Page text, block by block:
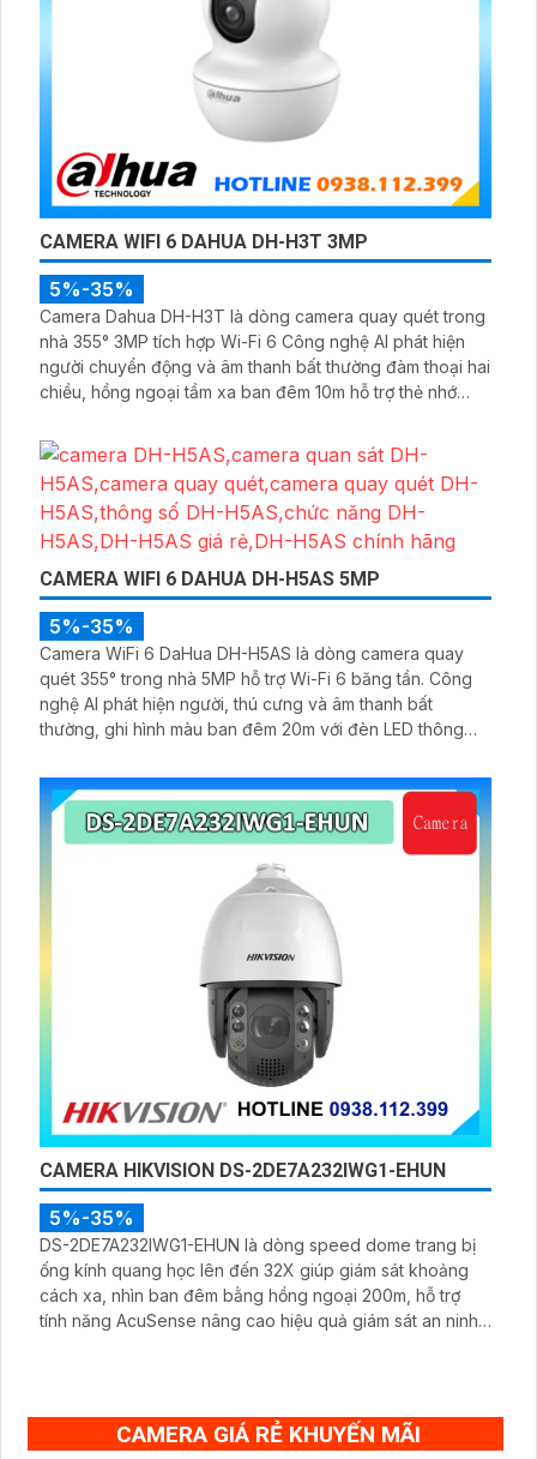
CAMERA WIFI 6 DAHUA DH-H3T 3MP
5%-35%
Camera Dahua DH-H3T là dòng camera quay quét trong
nhà 355° 3MP tích hợp Wi-Fi 6 Công nghệ AI phát hiện
người chuyển động và âm thanh bất thường đàm thoại hai
chiều, hồng ngoại tầm xa ban đêm 10m hỗ trợ thẻ nhớ
DMSS
CAMERA WIFI 6 DAHUA DH-H5AS 5MP
5%-35%
Camera WiFi 6 DaHua DH-H5AS là dòng camera quay
quét 355° trong nhà 5MP hỗ trợ Wi-Fi 6 băng tần. Công
nghệ AI phát hiện người, thú cưng và âm thanh bất
thường, ghi hình màu ban đêm 20m với đèn LED thông
dụng DMSS,
CAMERA HIKVISION DS-2DE7A232IWG1-EHUN
5%-35%
DS-2DE7A232IWG1-EHUN là dòng speed dome trang bị
ống kính quang học lên đến 32X giúp giám sát khoảng
cách xa, nhìn ban đêm bằng hồng ngoại 200m, hỗ trợ
tính năng AcuSense nâng cao hiệu quả giám sát an ninh,
CAMERA GIÁ RẺ KHUYẾN MÃI